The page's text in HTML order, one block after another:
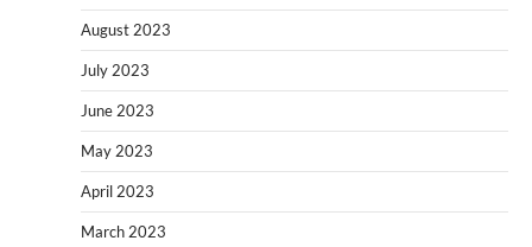
August 2023
July 2023
June 2023
May 2023
April 2023
March 2023